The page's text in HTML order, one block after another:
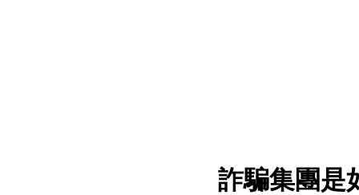
詐騙集團是